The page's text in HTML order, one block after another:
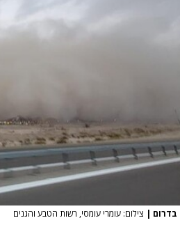
בדרום | צילום: עומרי עומסי, רשות הטבע והגנים